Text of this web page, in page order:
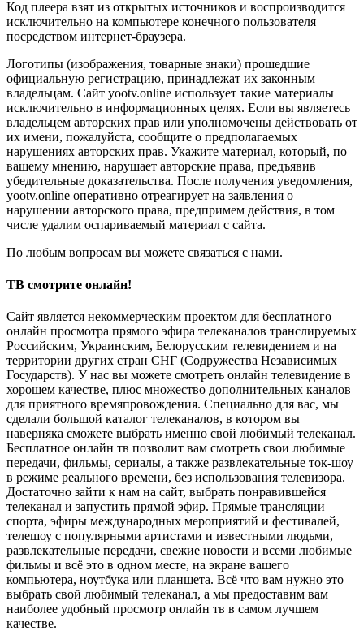
Код плеера взят из открытых источников и воспроизводится
исключительно на компьютере конечного пользователя
посредством интернет-браузера.
Логотипы (изображения, товарные знаки) прошедшие
официальную регистрацию, принадлежат их законным
владельцам. Сайт yootv.online использует такие материалы
исключительно в информационных целях. Если вы являетесь
владельцем авторских прав или уполномочены действовать от
их имени, пожалуйста, сообщите о предполагаемых
нарушениях авторских прав. Укажите материал, который, по
вашему мнению, нарушает авторские права, предъявив
убедительные доказательства. После получения уведомления,
yootv.online оперативно отреагирует на заявления о
нарушении авторского права, предпримем действия, в том
числе удалим оспариваемый материал с сайта.
По любым вопросам вы можете связаться с нами.
ТВ смотрите онлайн!
Сайт является некоммерческим проектом для бесплатного
онлайн просмотра прямого эфира телеканалов транслируемых
Российским, Украинским, Белорусским телевидением и на
территории других стран СНГ (Содружества Независимых
Государств). У нас вы можете смотреть онлайн телевидение в
хорошем качестве, плюс множество дополнительных каналов
для приятного времяпровождения. Специально для вас, мы
сделали большой каталог телеканалов, в котором вы
наверняка сможете выбрать именно свой любимый телеканал.
Бесплатное онлайн тв позволит вам смотреть свои любимые
передачи, фильмы, сериалы, а также развлекательные ток-шоу
в режиме реального времени, без использования телевизора.
Достаточно зайти к нам на сайт, выбрать понравившейся
телеканал и запустить прямой эфир. Прямые трансляции
спорта, эфиры международных мероприятий и фестивалей,
телешоу с популярными артистами и известными людьми,
развлекательные передачи, свежие новости и всеми любимые
фильмы и всё это в одном месте, на экране вашего
компьютера, ноутбука или планшета. Всё что вам нужно это
выбрать свой любимый телеканал, а мы предоставим вам
наиболее удобный просмотр онлайн тв в самом лучшем
качестве.